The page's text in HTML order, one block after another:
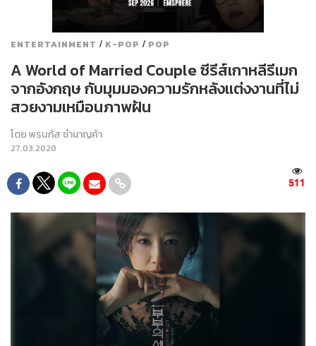
ENTERTAINMENT / K-POP / POP
A World of Married Couple ซีรีส์เกาหลีรีเมก
จากอังกฤษ กับมุมมองความรักหลังแต่งงานที่ไม่
สวยงามเหมือนภาพฝัน
โดยพรนภัส ชำนาญค้า
27.03.2020
511